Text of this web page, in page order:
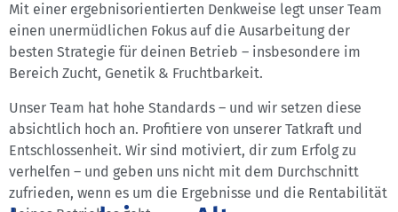
Mit einer ergebnisorientierten Denkweise legt unser Team
einen unermüdlichen Fokus auf die Ausarbeitung der
besten Strategie für deinen Betrieb – insbesondere im
Bereich Zucht, Genetik & Fruchtbarkeit.
Unser Team hat hohe Standards – und wir setzen diese
absichtlich hoch an. Profitiere von unserer Tatkraft und
Entschlossenheit. Wir sind motiviert, dir zum Erfolg zu
verhelfen – und geben uns nicht mit dem Durchschnitt
zufrieden, wenn es um die Ergebnisse und die Rentabilität